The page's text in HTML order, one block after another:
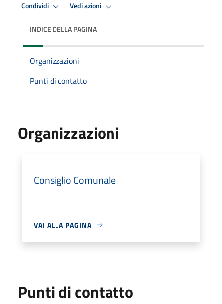
Condividi Vedi azioni
INDICE DELLA PAGINA
Organizzazioni
Punti di contatto
Organizzazioni
Consiglio Comunale
VAI ALLA PAGINA
Punti di contatto